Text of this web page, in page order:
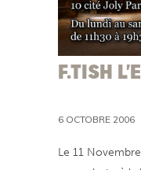
F.TISH
6 OCTOBRE 2006
Le 11